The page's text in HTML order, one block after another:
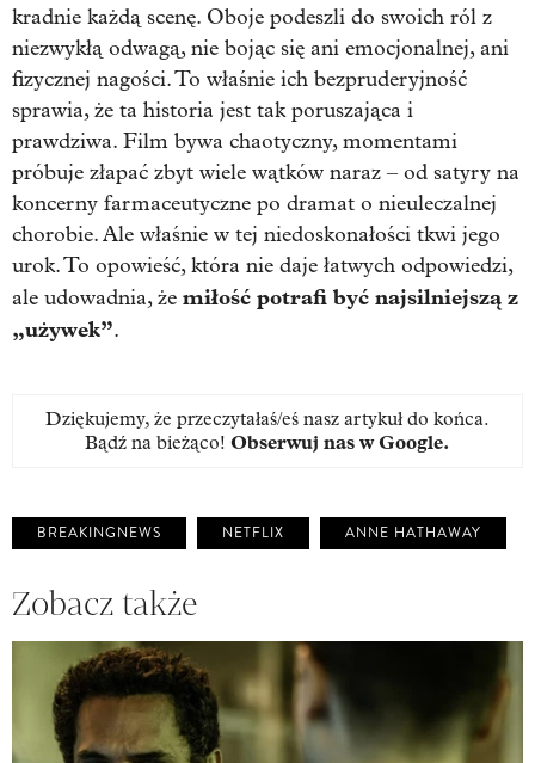
kradnie każdą scenę. Oboje podeszli do swoich ról z
niezwykłą odwagą, nie bojąc się ani emocjonalnej, ani
fizycznej nagości. To właśnie ich bezpruderyjność
sprawia, że ta historia jest tak poruszająca i
prawdziwa. Film bywa chaotyczny, momentami
próbuje złapać zbyt wiele wątków naraz – od satyry na
koncerny farmaceutyczne po dramat o nieuleczalnej
chorobie. Ale właśnie w tej niedoskonałości tkwi jego
urok. To opowieść, która nie daje łatwych odpowiedzi,
ale udowadnia, że miłość potrafi być najsilniejszą z
„używek”.
Dziękujemy, że przeczytałaś/eś nasz artykuł do końca.
Bądź na bieżąco! Obserwuj nas w Google.
BREAKINGNEWS NETFLIX ANNE HATHAWAY
Zobacz także